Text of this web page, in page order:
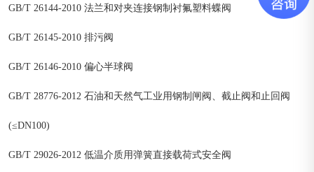
GB/T 26144-2010 法兰和对夹连接钢制衬氟塑料蝶阀
GB/T 26145-2010 排污阀
GB/T 26146-2010 偏心半球阀
GB/T 28776-2012 石油和天然气工业用钢制闸阀、截止阀和止回阀
(≤DN100)
GB/T 29026-2012 低温介质用弹簧直接载荷式安全阀